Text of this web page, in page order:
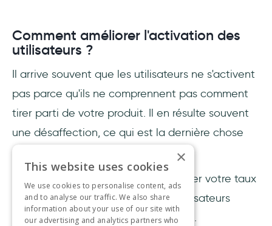
Comment améliorer l'activation des
utilisateurs ?
Il arrive souvent que les utilisateurs ne s'activent
pas parce qu'ils ne comprennent pas comment
tirer parti de votre produit. Il en résulte souvent
une désaffection, ce qui est la dernière chose
Il s'ensuit que vous pouvez augmenter votre taux
d'activation en expliquant à vos utilisateurs
comment tirer parti de votre produit.
×
This website uses cookies
We use cookies to personalise content, ads
and to analyse our traffic. We also share
information about your use of our site with
our advertising and analytics partners who